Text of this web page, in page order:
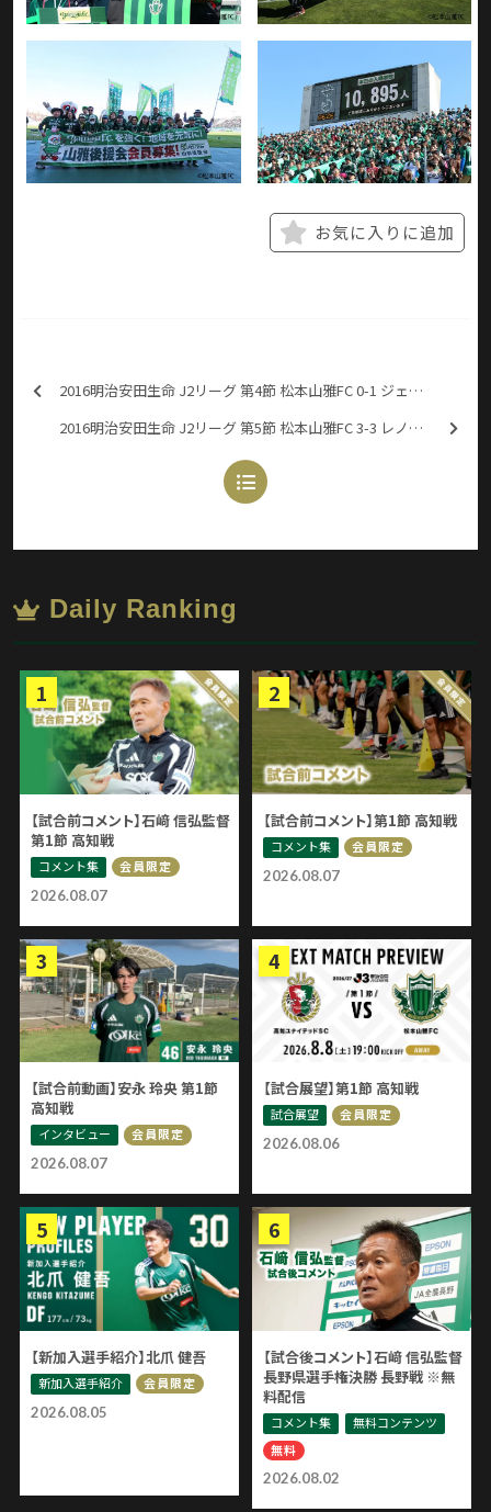
お気に入りに追加
2016明治安田生命 J2リーグ 第4節 松本山雅FC 0-1 ジェフユナイテッド千葉
2016明治安田生命 J2リーグ 第5節 松本山雅FC 3-3 レノファ山口FC
Daily Ranking
2026.08.07
【試合前コメント】石﨑 信弘監督
第1節 高知戦
コメント集 会員限定
2026.08.07
【試合前コメント】第1節 高知戦
コメント集 会員限定
2026.08.07
【試合前動画】安永 玲央 第1節
高知戦
インタビュー 会員限定
2026.08.06
【試合展望】第1節 高知戦
試合展望 会員限定
2026.08.05
【新加入選手紹介】北爪 健吾
新加入選手紹介 会員限定
2026.08.02
【試合後コメント】石﨑 信弘監督
長野県選手権決勝 長野戦 ※無
料配信
コメント集
無料コンテンツ
無料